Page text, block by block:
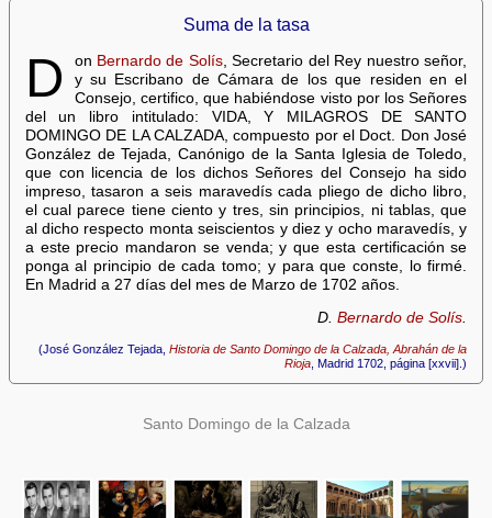
Suma de la tasa
D on Bernardo de Solís, Secretario del Rey nuestro señor,
y su Escribano de Cámara de los que residen en el
Consejo, certifico, que habiéndose visto por los Señores
del un libro intitulado: VIDA, Y MILAGROS DE SANTO
DOMINGO DE LA CALZADA, compuesto por el Doct. Don José
González de Tejada, Canónigo de la Santa Iglesia de Toledo,
que con licencia de los dichos Señores del Consejo ha sido
impreso, tasaron a seis maravedís cada pliego de dicho libro,
el cual parece tiene ciento y tres, sin principios, ni tablas, que
al dicho respecto monta seiscientos y diez y ocho maravedís, y
a este precio mandaron se venda; y que esta certificación se
ponga al principio de cada tomo; y para que conste, lo firmé.
En Madrid a 27 días del mes de Marzo de 1702 años.
D.Bernardo de Solís.
(José González Tejada,Historia de Santo Domingo de la Calzada, Abrahán de la
Rioja , Madrid 1702, página [xxvii].)
Santo Domingo de la Calzada